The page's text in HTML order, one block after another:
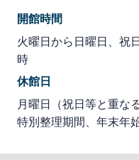
開館時間
火曜日から日曜日、祝
時
休館日
月曜日（祝日等と重な
特別整理期間、年末年